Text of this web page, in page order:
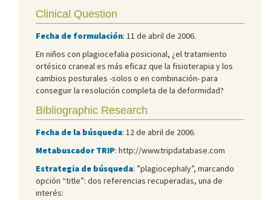
Clinical Question
Fecha de formulación: 11 de abril de 2006.
En niños con plagiocefalia posicional, ¿el tratamiento
ortésico craneal es más eficaz que la fisioterapia y los
cambios posturales -solos o en combinación- para
conseguir la resolución completa de la deformidad?
Bibliographic Research
Fecha de la búsqueda: 12 de abril de 2006.
Metabuscador TRIP: http://www.tripdatabase.com
Estrategia de búsqueda: ”plagiocephaly”, marcando
opción “title”: dos referencias recuperadas, una de
interés: